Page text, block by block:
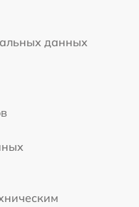
данных